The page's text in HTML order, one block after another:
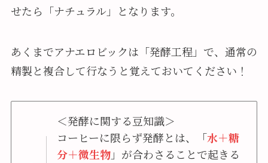
せたら「ナチュラル」となります。
あくまでアナエロビックは「発酵工程」で、通常の
精製と複合して行なうと覚えておいてください！
＜発酵に関する豆知識＞
コーヒーに限らず発酵とは、「水＋糖
分＋微生物」が合わさることで起きる